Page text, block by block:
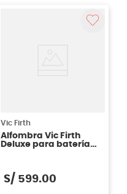
Vic Firth
Alfombra Vic Firth
Deluxe para batería
S/ 599.00